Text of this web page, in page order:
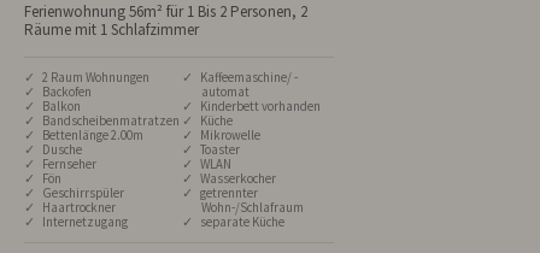
Ferienwohnung 56m² für 1 Bis 2 Personen, 2
Räume mit 1 Schlafzimmer
✓ 2 Raum Wohnungen
✓ Backofen
✓ Balkon
✓ Bandscheibenmatratzen
✓ Bettenlänge 2.00m
✓ Dusche
✓ Fernseher
✓ Fön
✓ Geschirrspüler
✓ Haartrockner
✓ Internetzugang
✓ Kaffeemaschine/ -
automat
✓ Kinderbett vorhanden
✓ Küche
✓ Mikrowelle
✓ Toaster
✓ WLAN
✓ Wasserkocher
✓ getrennter
Wohn-/Schlafraum
✓ separate Küche